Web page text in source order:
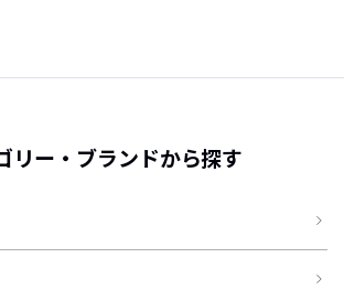
リー・ブランドから探す